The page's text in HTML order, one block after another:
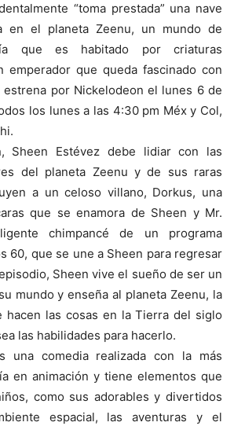
“toma prestada” una nave
en el planeta Zeenu, un mundo de
que es habitado por criaturas
emperador que queda fascinado con
estrena por Nickelodeon el lunes 6 de
los lunes a las 4:30 pm Méx y Col,
Sheen Estévez debe lidiar con las
del planeta Zeenu y de sus raras
a un celoso villano, Dorkus, una
que se enamora de Sheen y Mr.
chimpancé de un programa
60, que se une a Sheen para regresar
Sheen vive el sueño de ser un
mundo y enseña al planeta Zeenu, la
hacen las cosas en la Tierra del siglo
las habilidades para hacerlo.
una comedia realizada con la más
en animación y tiene elementos que
como sus adorables y divertidos
espacial, las aventuras y el